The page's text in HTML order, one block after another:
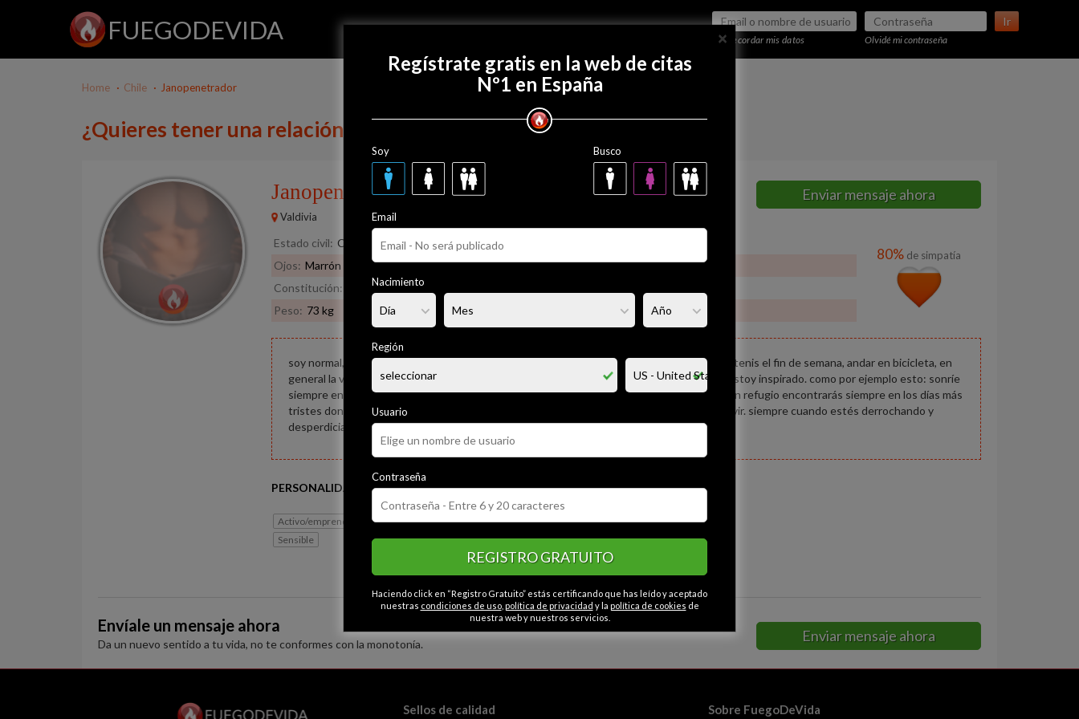
FUEGODEVIDA Ir
Recordar mis datos Olvidé mi contraseña
Regístrate gratis
Home Chile Janopenetrador
¿Quieres tener una relación con Janopenetrador?
Janopenetrador55 años
Valdivia
Enviar mensaje ahora
Estado civil: Casado
Ojos: Marrón Pelo: Castaño
Constitución:
Normal
Peso: 73 kg
80% de simpatía
soy normal, me divierto con una caminata por el parque o la playa una comida casera, jugar tenis el fin de semana, andar en bicicleta, en
general la vida sana y las cosas simple que nos da esta vida. escribir poesía y leer cuando estoy inspirado. como por ejemplo esto: sonríe
siempre en las noches oscuras cuando nadie te quiere escuchar en una estrella del cielo un refugio encontrarás siempre en los días más
tristes donde no tienes donde ir mira a los más humildes que no tienen un techo donde vivir. siempre cuando estés derrochando y
desperdiciando el amor observa que la vida es corta y esta l
PERSONALIDAD
Activo/emprendedor Cariñoso Seguro Espontáneo Abierto
Fiel
Sensible
CATEGORÍAS
Contactos en Valdivia
Envíale un mensaje ahora
Da un nuevo sentido a tu vida, no te conformes con la monotonía. Enviar mensaje ahora
×
Regístrate gratis en la web de citas
Nº1 en España
Soy Busco
Email
Nacimiento
Región
Usuario
Contraseña
REGISTRO GRATUITO
Haciendo click en “Registro Gratuito” estás certificando que has leído y aceptado
nuestras condiciones de uso, política de privacidad y la política de cookies de
nuestra web y nuestros servicios.
Sellos de calidad Sobre FuegoDeVida